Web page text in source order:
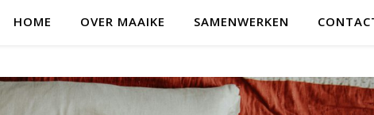
HOME OVER MAAIKE SAMENWERKEN